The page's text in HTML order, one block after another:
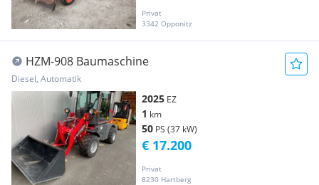
Privat
3342 Opponitz
HZM-908 Baumaschine
Diesel, Automatik
2025 EZ
1 km
50 PS (37 kW)
Privat
8230 Hartberg
€ 17.200